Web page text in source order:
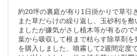
約20坪の裏庭が有り1日掛かりで草引
また草だらけの繰り返し、玉砂利を敷
ましたが嫌気がさし植木等が有るの
葉から吸収して根まで枯らす除草剤を
を購入しました、噴霧して2週間定度